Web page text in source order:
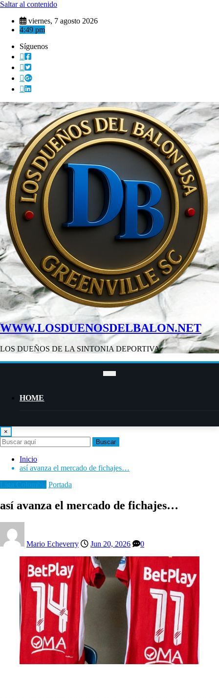
Saltar al contenido
viernes, 7 agosto 2026
4:49 pm
Síguenos
WWW.LOSDUENOSDELBALON.NET
LOS DUEÑOS DE LA SINTONIA DEPORTIVA
HOME
×
Buscar
Inicio
así avanza el mercado de fichajes…
Portada
así avanza el mercado de fichajes…
Mario Echeverry Jun 20, 2026 0